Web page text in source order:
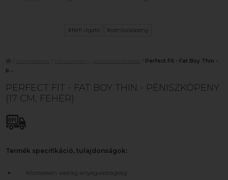
#férfi izgató #péniszköpeny
Perfect Fit - Fat Boy Thin -
p...
PERFECT FIT - FAT BOY THIN - PÉNISZKÖPENY
(17 CM, FEHÉR)
Termék specifikáció, tulajdonságok:
Közepesen vastag anyagvastagság